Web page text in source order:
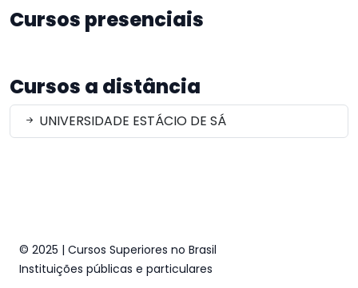
Cursos presenciais
Cursos a distância
UNIVERSIDADE ESTÁCIO DE SÁ
© 2025 | Cursos Superiores no Brasil
Instituições públicas e particulares